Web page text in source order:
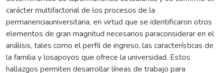
carácter multifactorial de los procesos de la
permanenciauniversitaria, en virtud que se identificaron otros
elementos de gran magnitud necesarios paraconsiderar en el
análisis, tales como el perfil de ingreso, las características de
la familia y losapoyos que ofrece la universidad. Estos
hallazgos permiten desarrollar líneas de trabajo para